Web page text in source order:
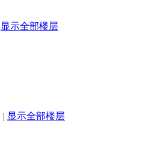
显示全部楼层
| 显示全部楼层